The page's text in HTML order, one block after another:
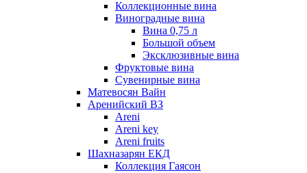
Коллекционные вина
Виноградные вина
Вина 0,75 л
Большой объем
Эксклюзивные вина
Фруктовые вина
Cувенирные вина
Матевосян Вайн
Аренийский ВЗ
Areni
Areni key
Areni fruits
Шахназарян ЕКД
Коллекция Гаясон